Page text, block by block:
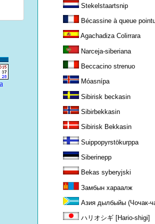
Stekelstaartsnip
Bécassine à queue
Agachadiza Colirrara
Narceja-siberiana
Beccacino strenuo
Móasnípa
Sibirisk beckasin
Sibirbekkasin
Sibirisk Bekkasin
Suippopyrstökurppa
Siberinepp
Bekas syberyjski
Замбын хараалж
Азия дылбыйы (Чочак-
ハリオシギ [Hario-shigi]